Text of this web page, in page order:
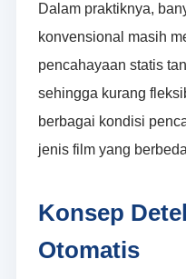
Dalam praktiknya,
konvensional masih
pencahayaan statis
sehingga kurang
berbagai kondisi
jenis film yang
Konsep
Otomatis